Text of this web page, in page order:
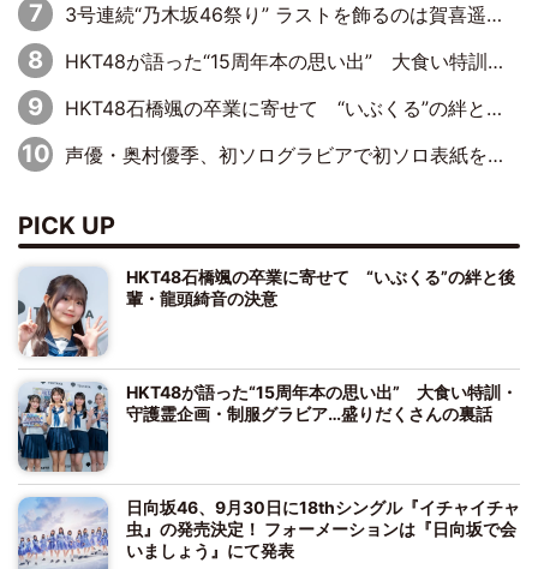
3号連続“乃木坂46祭り” ラストを飾るのは賀喜遥香…5年ぶりの登場に「5年分大人になった私を見ていただけたら」
HKT48が語った“15周年本の思い出” 大食い特訓・守護霊企画・制服グラビア…盛りだくさんの裏話
HKT48石橋颯の卒業に寄せて “いぶくる”の絆と後輩・龍頭綺音の決意
声優・奥村優季、初ソログラビアで初ソロ表紙を飾る！ 初めて見せる表情や、声優を志したきっかけなどを語った必読のインタビューを掲載
PICK UP
HKT48石橋颯の卒業に寄せて “いぶくる”の絆と後
輩・龍頭綺音の決意
HKT48が語った“15周年本の思い出” 大食い特訓・
守護霊企画・制服グラビア…盛りだくさんの裏話
日向坂46、9月30日に18thシングル『イチャイチャ
虫』の発売決定！ フォーメーションは『日向坂で会
いましょう』にて発表